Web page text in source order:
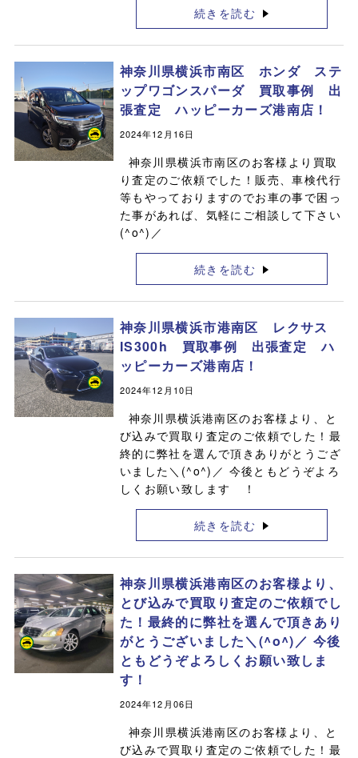
続きを読む
神奈川県横浜市南区 ホンダ ステ
ップワゴンスパーダ 買取事例 出
張査定 ハッピーカーズ港南店！
2024年12月16日
神奈川県横浜市南区のお客様より買取
り査定のご依頼でした！販売、車検代行
等もやっておりますのでお車の事で困っ
た事があれば、気軽にご相談して下さい
(^o^)／
続きを読む
神奈川県横浜市港南区 レクサス
IS300h 買取事例 出張査定 ハ
ッピーカーズ港南店！
2024年12月10日
神奈川県横浜港南区のお客様より、と
び込みで買取り査定のご依頼でした！最
終的に弊社を選んで頂きありがとうござ
いました＼(^o^)／ 今後ともどうぞよろ
しくお願い致します ！
続きを読む
神奈川県横浜港南区のお客様より、
とび込みで買取り査定のご依頼でし
た！最終的に弊社を選んで頂きあり
がとうございました＼(^o^)／ 今後
ともどうぞよろしくお願い致しま
す！
2024年12月06日
神奈川県横浜港南区のお客様より、と
び込みで買取り査定のご依頼でした！最